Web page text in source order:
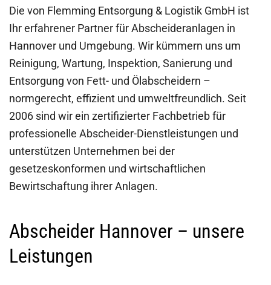
Die von Flemming Entsorgung & Logistik GmbH ist
Ihr erfahrener Partner für Abscheideranlagen in
Hannover und Umgebung. Wir kümmern uns um
Reinigung, Wartung, Inspektion, Sanierung und
Entsorgung von Fett- und Ölabscheidern –
normgerecht, effizient und umweltfreundlich. Seit
2006 sind wir ein zertifizierter Fachbetrieb für
professionelle Abscheider-Dienstleistungen und
unterstützen Unternehmen bei der
gesetzeskonformen und wirtschaftlichen
Bewirtschaftung ihrer Anlagen.
Abscheider Hannover – unsere
Leistungen